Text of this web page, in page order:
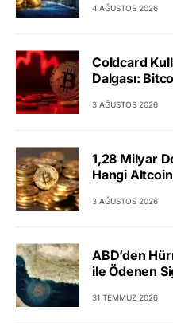
4 AĞUSTOS 2026
Coldcard
Dalgası:
3 AĞUSTOS 2026
1,28 Milyar
Hangi
3 AĞUSTOS 2026
ABD’den
ile Ödenen
31 TEMMUZ 2026